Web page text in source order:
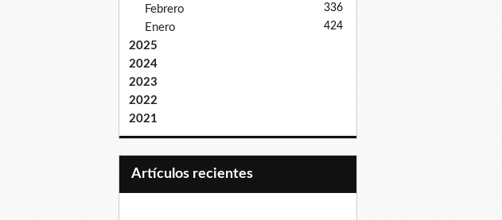
Febrero 336
Enero 424
2025
2024
2023
2022
2021
Artículos recientes